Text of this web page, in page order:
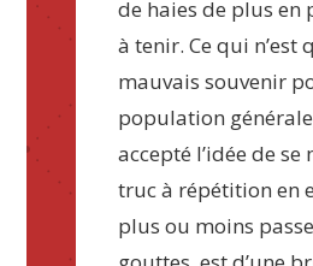
de haies de plus en
à tenir. Ce qui n’est
mauvais souvenir
population
accepté l’idée de se
truc à répétition en
plus ou moins